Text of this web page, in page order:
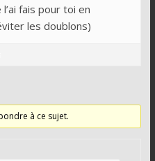
fais pour toi en
les doublons)
à ce sujet.